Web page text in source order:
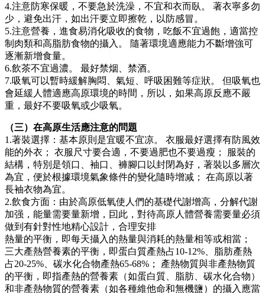
4.注意防寒保暖，不要急於洗澡，不宜和衣而臥。 著衣寧多勿
少，避免出汗，如出汗要立即擦乾，以防感冒。
5.注意營養，進食易消化吸收的食物，吃飯不宜過飽，適當控
制肉類和高脂肪食物的攝入。 隨著環境適應能力不斷增強可
逐漸新增食量。
6.飲茶不宜過濃。 最好禁烟、禁酒。
7.吸氧可以暫時緩解胸悶、氣短、呼吸困難等症狀。 但吸氧也
會延緩人體適應高原環境的時間，所以，如果高原反應不嚴
重，最好不要吸氧或少吸氧。
（三）在高原生活應注意的問題
1.著裝選擇：基本原則是宜暖不宜凉。 衣服最好選擇有防風效
能的外衣； 衣服尺寸要合適，不要過肥也不要過瘦； 服裝的
結構，特別是領口、袖口、褲腳口以封閉為好，著裝以多層次
為宜，便於根據環境氣象條件的變化隨時增减； 在高原以著
長袖衣物為宜。
2.飲食方面：由於高原低氧使人們的基礎代謝增高，分解代謝
加强，能量需要量新增，囙此，對待高原人體營養需要量必須
做到有針對性地精心設計，合理安排
熱量的平衡，即每天攝入的熱量與消耗的熱量相等或相當；
三大產熱營養素的平衡，即蛋白質產熱占10-12%、脂肪產熱
占20-25%、碳水化合物產熱65-68%； 產熱物質與非產熱物質
的平衡，即指產熱的營養素（如蛋白質、脂肪、碳水化合物）
和非產熱物質的營養素（如各種維他命和無機鹽）的攝入應當